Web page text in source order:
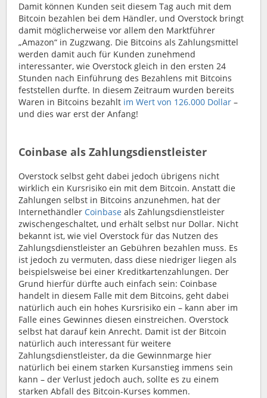
Damit können Kunden seit diesem Tag auch mit dem
Bitcoin bezahlen bei dem Händler, und Overstock bringt
damit möglicherweise vor allem den Marktführer
„Amazon“ in Zugzwang. Die Bitcoins als Zahlungsmittel
werden damit auch für Kunden zunehmend
interessanter, wie Overstock gleich in den ersten 24
Stunden nach Einführung des Bezahlens mit Bitcoins
feststellen durfte. In diesem Zeitraum wurden bereits
Waren in Bitcoins bezahlt im Wert von 126.000 Dollar –
und dies war erst der Anfang!
Coinbase als Zahlungsdienstleister
Overstock selbst geht dabei jedoch übrigens nicht
wirklich ein Kursrisiko ein mit dem Bitcoin. Anstatt die
Zahlungen selbst in Bitcoins anzunehmen, hat der
Internethändler Coinbase als Zahlungsdienstleister
zwischengeschaltet, und erhält selbst nur Dollar. Nicht
bekannt ist, wie viel Overstock für das Nutzen des
Zahlungsdienstleister an Gebühren bezahlen muss. Es
ist jedoch zu vermuten, dass diese niedriger liegen als
beispielsweise bei einer Kreditkartenzahlungen. Der
Grund hierfür dürfte auch einfach sein: Coinbase
handelt in diesem Falle mit dem Bitcoins, geht dabei
natürlich auch ein hohes Kursrisiko ein – kann aber im
Falle eines Gewinnes diesen einstreichen. Overstock
selbst hat darauf kein Anrecht. Damit ist der Bitcoin
natürlich auch interessant für weitere
Zahlungsdienstleister, da die Gewinnmarge hier
natürlich bei einem starken Kursanstieg immens sein
kann – der Verlust jedoch auch, sollte es zu einem
starken Abfall des Bitcoin-Kurses kommen.